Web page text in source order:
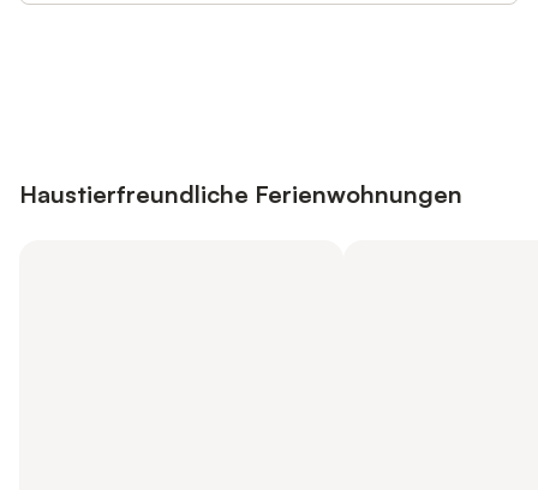
Haustierfreundliche Ferienwohnungen